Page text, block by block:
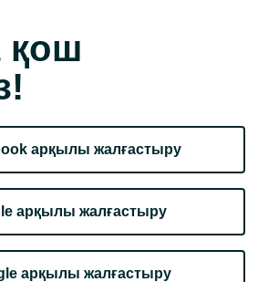
қош
арқылы жалғастыру
арқылы жалғастыру
арқылы жалғастыру